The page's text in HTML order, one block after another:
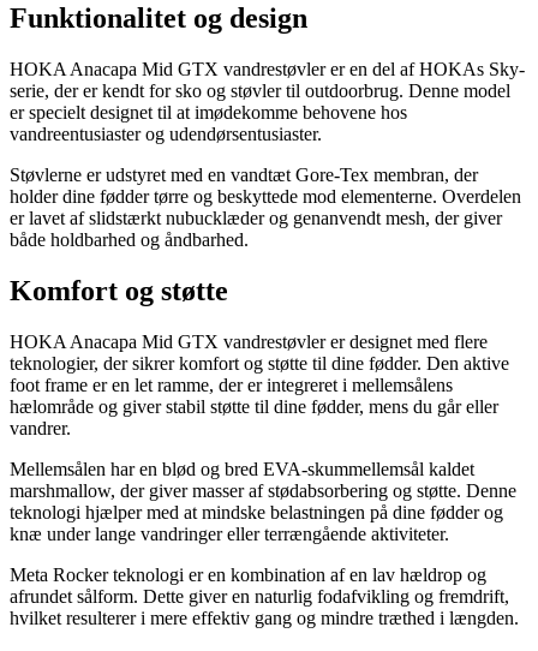
Funktionalitet og design
HOKA Anacapa Mid GTX vandrestøvler er en del af HOKAs Sky-
serie, der er kendt for sko og støvler til outdoorbrug. Denne model
er specielt designet til at imødekomme behovene hos
vandreentusiaster og udendørsentusiaster.
Støvlerne er udstyret med en vandtæt Gore-Tex membran, der
holder dine fødder tørre og beskyttede mod elementerne. Overdelen
er lavet af slidstærkt nubucklæder og genanvendt mesh, der giver
både holdbarhed og åndbarhed.
Komfort og støtte
HOKA Anacapa Mid GTX vandrestøvler er designet med flere
teknologier, der sikrer komfort og støtte til dine fødder. Den aktive
foot frame er en let ramme, der er integreret i mellemsålens
hælområde og giver stabil støtte til dine fødder, mens du går eller
vandrer.
Mellemsålen har en blød og bred EVA-skummellemsål kaldet
marshmallow, der giver masser af stødabsorbering og støtte. Denne
teknologi hjælper med at mindske belastningen på dine fødder og
knæ under lange vandringer eller terrængående aktiviteter.
Meta Rocker teknologi er en kombination af en lav hældrop og
afrundet sålform. Dette giver en naturlig fodafvikling og fremdrift,
hvilket resulterer i mere effektiv gang og mindre træthed i længden.